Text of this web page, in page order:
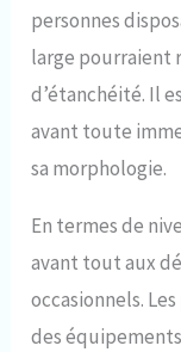
personnes
large pourraient
d’étanchéité. Il
avant toute
sa morphologie.
En termes de
avant tout aux
occasionnels.
des